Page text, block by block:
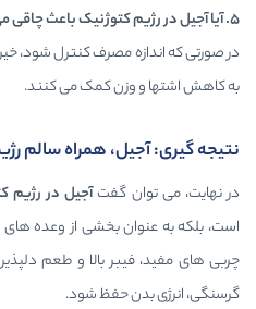
۵.آیا آجیل در رژیم کتوژنیک باعث
در صورتی که اندازه مصرف کنترل شود،
به کاهش اشتها و وزن کمک می کنند.
نتیجه گیری: آجیل، همراه سالم
در نهایت، می توان گفتآجیل در رژیم
است، بلکه به عنوان بخشی از وعده
چربی های مفید، فیبر بالا و طعم
گرسنگی، انرژی بدن حفظ شود.